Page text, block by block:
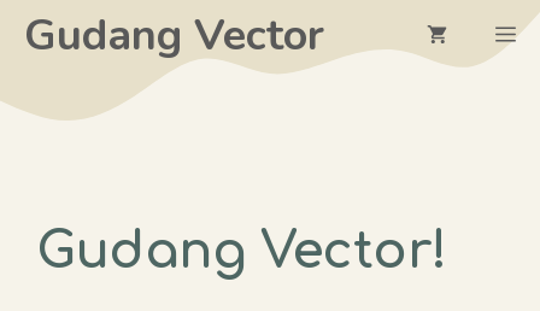
Langsung
Gudang Vector
Gudang Vector!